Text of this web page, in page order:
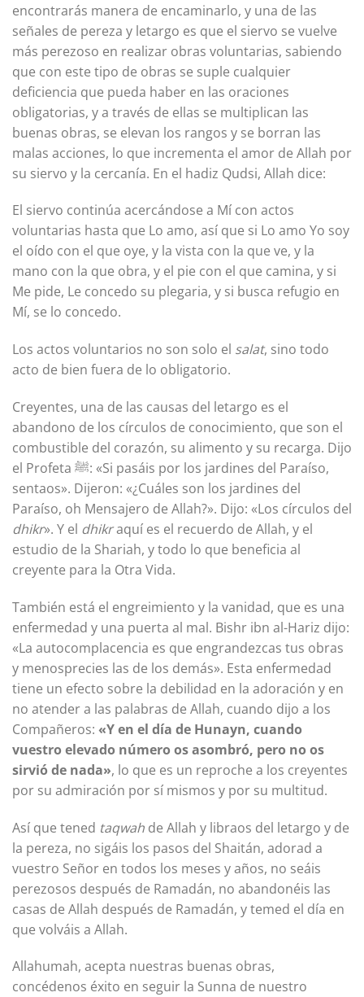
encontrarás manera de encaminarlo, y una de las
señales de pereza y letargo es que el siervo se vuelve
más perezoso en realizar obras voluntarias, sabiendo
que con este tipo de obras se suple cualquier
deficiencia que pueda haber en las oraciones
obligatorias, y a través de ellas se multiplican las
buenas obras, se elevan los rangos y se borran las
malas acciones, lo que incrementa el amor de Allah por
su siervo y la cercanía. En el hadiz Qudsi, Allah dice:
El siervo continúa acercándose a Mí con actos
voluntarias hasta que Lo amo, así que si Lo amo Yo soy
el oído con el que oye, y la vista con la que ve, y la
mano con la que obra, y el pie con el que camina, y si
Me pide, Le concedo su plegaria, y si busca refugio en
Mí, se lo concedo.
Los actos voluntarios no son solo el salat, sino todo
acto de bien fuera de lo obligatorio.
Creyentes, una de las causas del letargo es el
abandono de los círculos de conocimiento, que son el
combustible del corazón, su alimento y su recarga. Dijo
el Profeta ﷺ: «Si pasáis por los jardines del Paraíso,
sentaos». Dijeron: «¿Cuáles son los jardines del
Paraíso, oh Mensajero de Allah?». Dijo: «Los círculos del
dhikr». Y el dhikraquí es el recuerdo de Allah, y el
estudio de la Shariah, y todo lo que beneficia al
creyente para la Otra Vida.
También está el engreimiento y la vanidad, que es una
enfermedad y una puerta al mal. Bishr ibn al-Hariz dijo:
«La autocomplacencia es que engrandezcas tus obras
y menosprecies las de los demás». Esta enfermedad
tiene un efecto sobre la debilidad en la adoración y en
no atender a las palabras de Allah, cuando dijo a los
Compañeros: «Y en el día de Hunayn, cuando
vuestro elevado número os asombró, pero no os
sirvió de nada», lo que es un reproche a los creyentes
por su admiración por sí mismos y por su multitud.
Así que tened taqwah de Allah y libraos del letargo y de
la pereza, no sigáis los pasos del Shaitán, adorad a
vuestro Señor en todos los meses y años, no seáis
perezosos después de Ramadán, no abandonéis las
casas de Allah después de Ramadán, y temed el día en
que volváis a Allah.
Allahumah, acepta nuestras buenas obras,
concédenos éxito en seguir la Sunna de nuestro